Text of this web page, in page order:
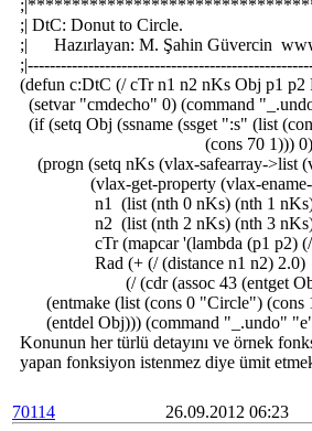
;| DtC: Donut to
;| Hazırlayan: M. Şahin Güvercin
(defun c:DtC (/ cTr n1 n2 nKs Obj p1 p2
(setvar "cmdecho" 0) (command
(if (setq Obj (ssname (ssget ":s" (list
(cons 70 1)))
(progn (setq nKs (vlax-safearray->list
(vlax-get-property (vlax-ename-
n1 (list (nth 0 nKs) (nth 1
n2 (list (nth 2 nKs) (nth 3
cTr (mapcar '(lambda (p1 p2) (/
Rad (+ (/ (distance n1 n2) 2.0)
(/ (cdr (assoc 43 (entget
(entmake (list (cons 0 "Circle") (cons
(entdel Obj))) (command "_.undo"
Konunun her türlü detayını ve örnek
yapan fonksiyon istenmez diye ümit
70114
26.09.2012 06:23